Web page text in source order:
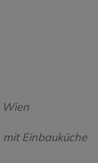
Wien
Einbauküche